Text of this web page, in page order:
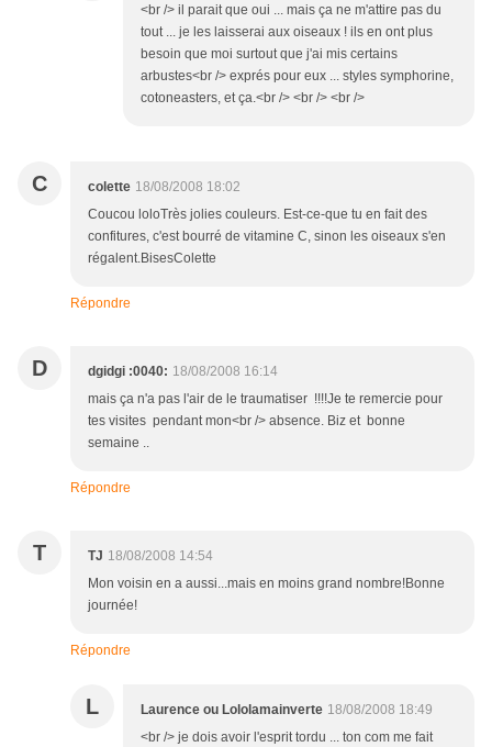
<br /> il parait que oui ... mais ça ne m'attire pas du
tout ... je les laisserai aux oiseaux ! ils en ont plus
besoin que moi surtout que j'ai mis certains
arbustes<br /> exprés pour eux ... styles symphorine,
cotoneasters, et ça.<br /> <br /> <br />
C colette 18/08/2008 18:02
Coucou loloTrès jolies couleurs. Est-ce-que tu en fait des
confitures, c'est bourré de vitamine C, sinon les oiseaux s'en
régalent.BisesColette
Répondre
D dgidgi :0040: 18/08/2008 16:14
mais ça n'a pas l'air de le traumatiser !!!!Je te remercie pour
tes visites pendant mon<br /> absence. Biz et bonne
semaine ..
Répondre
T TJ 18/08/2008 14:54
Mon voisin en a aussi...mais en moins grand nombre!Bonne
journée!
Répondre
L Laurence ou Lololamainverte 18/08/2008 18:49
<br /> je dois avoir l'esprit tordu ... ton com me fait